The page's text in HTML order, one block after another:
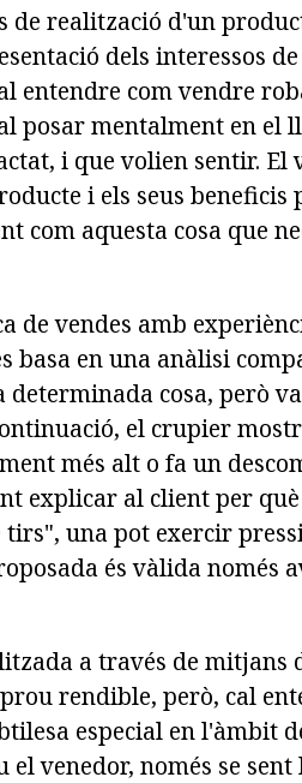
de realització d'un
dels interessos
entendre com vendre
posar mentalment en el
i que volien sentir. El
i els seus
com aquesta cosa que
de vendes amb
basa en una anàlisi
cosa, però
el crupier
més alt o fa un
explicar al client per
una pot exercir
és vàlida només
a través de mitjans
rendible, però, cal
especial en l'àmbit
venedor, només se